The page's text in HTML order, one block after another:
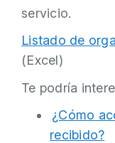
servicio.
Listado de
(Excel)
Te podría
¿Cómo
recibido?